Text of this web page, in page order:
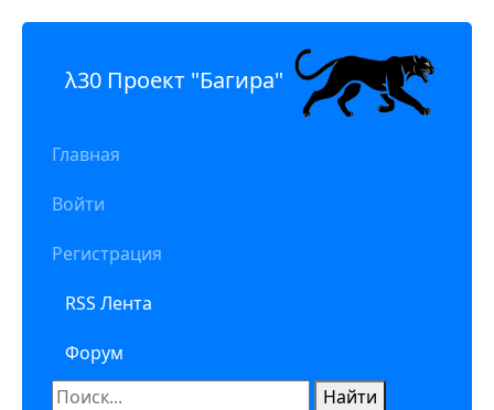
λ30 Проект "Багира"
Главная
Войти
Регистрация
RSS Лента
Форум
Найти